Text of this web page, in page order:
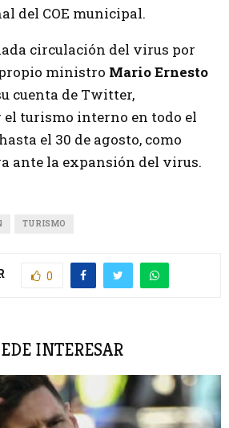
del COE municipal.
circulación del virus por
ministro Mario Ernesto
cuenta de Twitter,
el turismo interno en todo el
el 30 de agosto, como
ante la expansión del virus.
TURISMO
0
INTERESAR